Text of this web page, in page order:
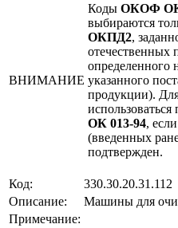
ВНИМАНИЕ
Коды ОКОФ ОК
выбираются
ОКПД2,
отечественных
определенного
указанного
продукции).
ОК 013-94,
(введенных
подтвержден.
Код:
330.30.20.31.112
Описание:
Машины для
Примечание: